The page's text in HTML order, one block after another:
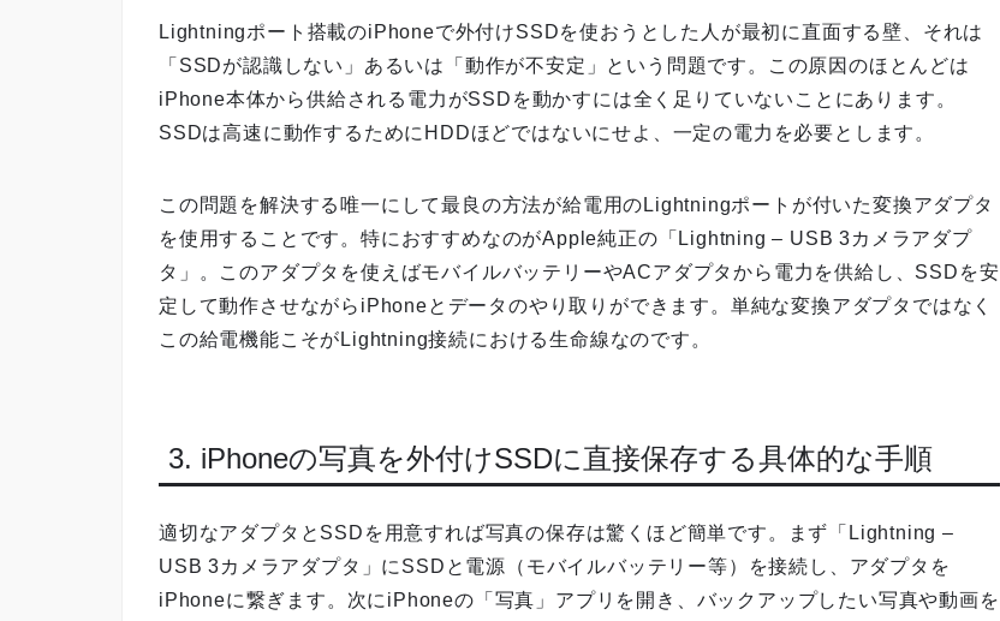
Lightningポート搭載のiPhoneで外付けSSDを使おうとした人が最初に直面する壁、それは
「SSDが認識しない」あるいは「動作が不安定」という問題です。この原因のほとんどは
iPhone本体から供給される電力がSSDを動かすには全く足りていないことにあります。
SSDは高速に動作するためにHDDほどではないにせよ、一定の電力を必要とします。
この問題を解決する唯一にして最良の方法が給電用のLightningポートが付いた変換アダプタ
を使用することです。特におすすめなのがApple純正の「Lightning – USB 3カメラアダプ
タ」。このアダプタを使えばモバイルバッテリーやACアダプタから電力を供給し、SSDを安
定して動作させながらiPhoneとデータのやり取りができます。単純な変換アダプタではなく
この給電機能こそがLightning接続における生命線なのです。
3. iPhoneの写真を外付けSSDに直接保存する具体的な手順
適切なアダプタとSSDを用意すれば写真の保存は驚くほど簡単です。まず「Lightning –
USB 3カメラアダプタ」にSSDと電源（モバイルバッテリー等）を接続し、アダプタを
iPhoneに繋ぎます。次にiPhoneの「写真」アプリを開き、バックアップしたい写真や動画を